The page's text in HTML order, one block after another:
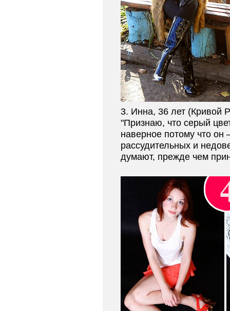
3. Инна, 36 лет (Кривой
"Признаю, что серый
наверное потому что
рассудительных и
думают, прежде чем